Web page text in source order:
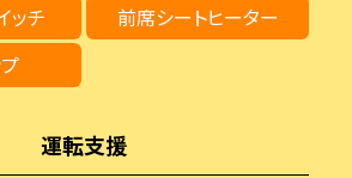
ッチ
前席シートヒーター
運転支援